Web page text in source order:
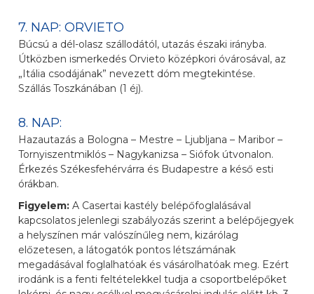
7. NAP: ORVIETO
Búcsú a dél-olasz szállodától, utazás északi irányba.
Útközben ismerkedés Orvieto középkori óvárosával, az
„Itália csodájának” nevezett dóm megtekintése.
Szállás Toszkánában (1 éj).
8. NAP:
Hazautazás a Bologna – Mestre – Ljubljana – Maribor –
Tornyiszentmiklós – Nagykanizsa – Siófok útvonalon.
Érkezés Székesfehérvárra és Budapestre a késő esti
órákban.
Figyelem:A Casertai kastély belépőfoglalásával
kapcsolatos jelenlegi szabályozás szerint a belépőjegyek
a helyszínen már valószínűleg nem, kizárólag
előzetesen, a látogatók pontos létszámának
megadásával foglalhatóak és vásárolhatóak meg. Ezért
irodánk is a fenti feltételekkel tudja a csoportbelépőket